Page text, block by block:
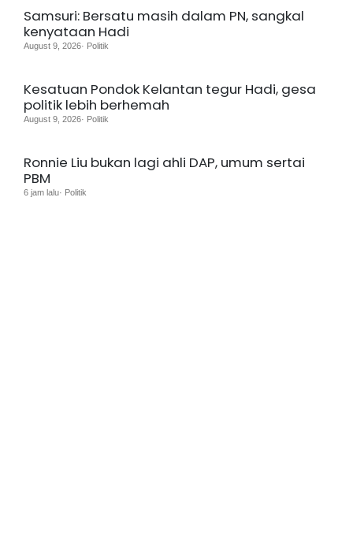
Samsuri: Bersatu masih dalam PN, sangkal
kenyataan Hadi
August 9, 2026· Politik
Kesatuan Pondok Kelantan tegur Hadi, gesa
politik lebih berhemah
August 9, 2026· Politik
Ronnie Liu bukan lagi ahli DAP, umum sertai
PBM
6 jam lalu· Politik